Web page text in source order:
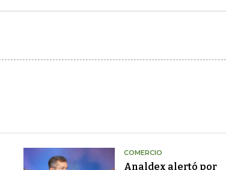
COMERCIO
Analdex alertó por